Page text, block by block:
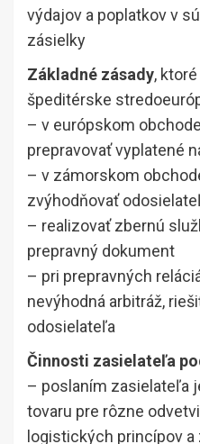
výdajov a poplatkov v
zásielky
Základné zásady,
špeditérske
– v európskom
prepravovať vyplatené
– v zámorskom
zvýhodňovať
– realizovať zbernú
prepravný dokument
– pri prepravných
nevýhodná arbitráž,
odosielateľa
Činnosti zasielateľa
– poslaním zasielateľa
tovaru pre rôzne
logistických princípov